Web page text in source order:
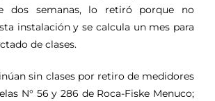
dos semanas, lo retiró porque no
instalación y se calcula un mes para
de clases.
sin clases por retiro de medidores
N° 56 y 286 de Roca-Fiske Menuco;